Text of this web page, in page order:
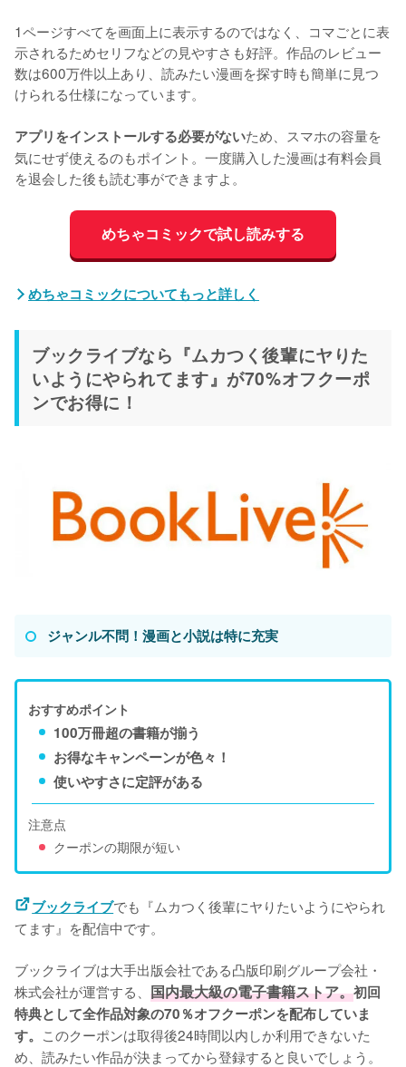
1ページすべてを画面上に表示するのではなく、コマごとに表
示されるためセリフなどの見やすさも好評。作品のレビュー
数は600万件以上あり、読みたい漫画を探す時も簡単に見つ
けられる仕様になっています。
アプリをインストールする必要がないため、スマホの容量を
気にせず使えるのもポイント。一度購入した漫画は有料会員
を退会した後も読む事ができますよ。
めちゃコミックで試し読みする
めちゃコミックについてもっと詳しく
ブックライブなら『ムカつく後輩にヤりた
いようにやられてます』が70%オフクーポ
ンでお得に！
ジャンル不問！漫画と小説は特に充実
おすすめポイント
100万冊超の書籍が揃う
お得なキャンペーンが色々！
使いやすさに定評がある
注意点
クーポンの期限が短い
ブックライブでも『ムカつく後輩にヤりたいようにやられ
てます』を配信中です。
ブックライブは大手出版会社である凸版印刷グループ会社・
株式会社が運営する、 国内最大級の電子書籍ストア。初回
特典として全作品対象の70％オフクーポンを配布していま
す。 このクーポンは取得後24時間以内しか利用できないた
め、読みたい作品が決まってから登録すると良いでしょう。